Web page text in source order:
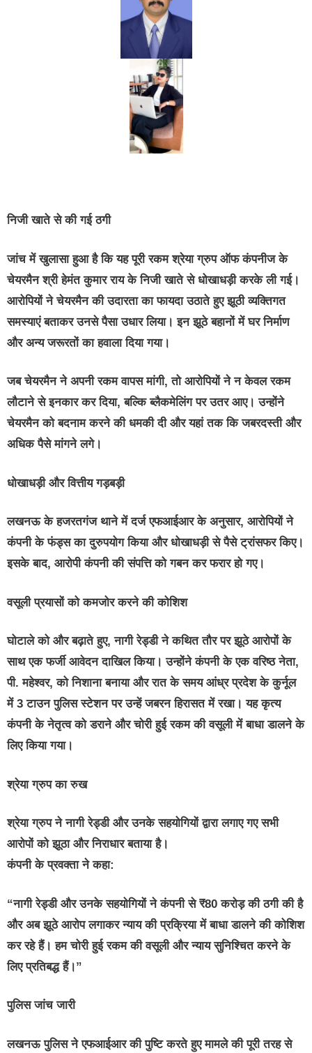
निजी खाते से की गई ठगी
जांच में खुलासा हुआ है कि यह पूरी रकम श्रेया ग्रुप ऑफ कंपनीज के
चेयरमैन श्री हेमंत कुमार राय के निजी खाते से धोखाधड़ी करके ली गई।
आरोपियों ने चेयरमैन की उदारता का फायदा उठाते हुए झूठी व्यक्तिगत
समस्याएं बताकर उनसे पैसा उधार लिया। इन झूठे बहानों में घर निर्माण
और अन्य जरूरतों का हवाला दिया गया।
जब चेयरमैन ने अपनी रकम वापस मांगी, तो आरोपियों ने न केवल रकम
लौटाने से इनकार कर दिया, बल्कि ब्लैकमेलिंग पर उतर आए। उन्होंने
चेयरमैन को बदनाम करने की धमकी दी और यहां तक कि जबरदस्ती और
अधिक पैसे मांगने लगे।
धोखाधड़ी और वित्तीय गड़बड़ी
लखनऊ के हजरतगंज थाने में दर्ज एफआईआर के अनुसार, आरोपियों ने
कंपनी के फंड्स का दुरुपयोग किया और धोखाधड़ी से पैसे ट्रांसफर किए।
इसके बाद, आरोपी कंपनी की संपत्ति को गबन कर फरार हो गए।
वसूली प्रयासों को कमजोर करने की कोशिश
घोटाले को और बढ़ाते हुए, नागी रेड्डी ने कथित तौर पर झूठे आरोपों के
साथ एक फर्जी आवेदन दाखिल किया। उन्होंने कंपनी के एक वरिष्ठ नेता,
पी. महेश्वर, को निशाना बनाया और रात के समय आंध्र प्रदेश के कुर्नूल
में 3 टाउन पुलिस स्टेशन पर उन्हें जबरन हिरासत में रखा। यह कृत्य
कंपनी के नेतृत्व को डराने और चोरी हुई रकम की वसूली में बाधा डालने के
लिए किया गया।
श्रेया ग्रुप का रुख
श्रेया ग्रुप ने नागी रेड्डी और उनके सहयोगियों द्वारा लगाए गए सभी
आरोपों को झूठा और निराधार बताया है।
कंपनी के प्रवक्ता ने कहा:
“नागी रेड्डी और उनके सहयोगियों ने कंपनी से ₹80 करोड़ की ठगी की है
और अब झूठे आरोप लगाकर न्याय की प्रक्रिया में बाधा डालने की कोशिश
कर रहे हैं। हम चोरी हुई रकम की वसूली और न्याय सुनिश्चित करने के
लिए प्रतिबद्ध हैं।”
पुलिस जांच जारी
लखनऊ पुलिस ने एफआईआर की पुष्टि करते हुए मामले की पूरी तरह से